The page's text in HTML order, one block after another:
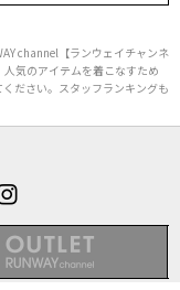
channel【ランウェイチャンネ
気のアイテムを着こなすため
ださい。スタッフランキングも